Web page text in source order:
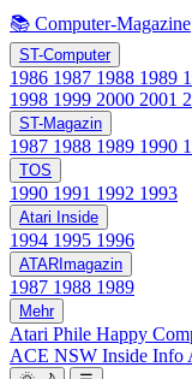
📚 Computer-Magazine
ST-Computer
1986 1987 1988 1989
1998 1999 2000 2001
ST-Magazin
1987 1988 1989 1990
TOS
1990 1991 1992 1993
Atari Inside
1994 1995 1996
ATARImagazin
1987 1988 1989
Mehr
Atari Phile Happy
ACE NSW Inside Info